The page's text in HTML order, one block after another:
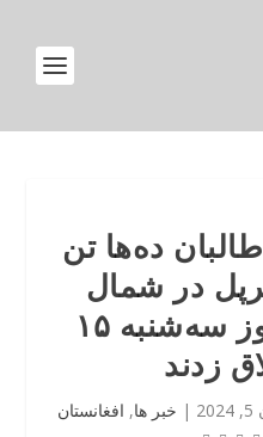
ده‌ها تن
در شمال
افغانستان به روز سه‌شنبه ۱۵
زدند
| خبر ها, افغانستان